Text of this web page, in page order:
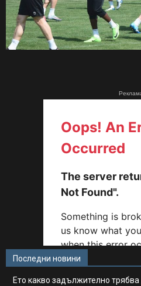
Последни новини
Ето какво задължително